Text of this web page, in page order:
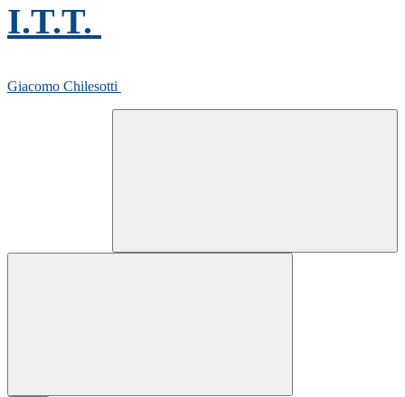
I.T.T.
Giacomo Chilesotti